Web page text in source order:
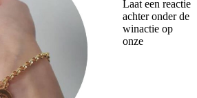
Laat een reactie
achter onder de
winactie op
onze